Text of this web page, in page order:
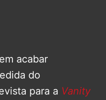
acabar
do
para a Vanity